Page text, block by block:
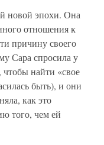
новой эпохи. Она
отношения к
причину своего
Сара спросила у
чтобы найти «свое
быть), и они
как это
того, чем ей